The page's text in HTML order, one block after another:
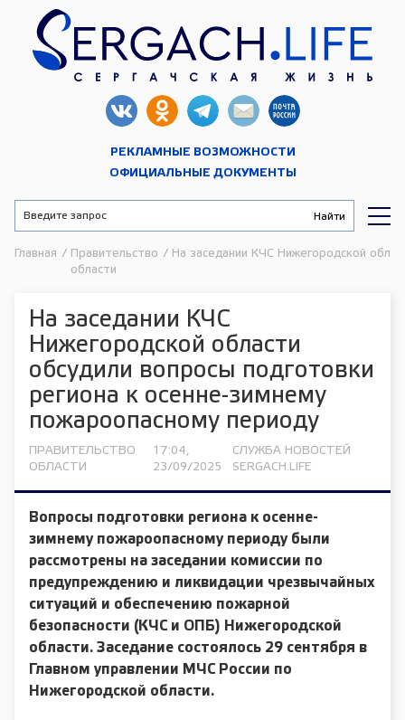
РЕКЛАМНЫЕ ВОЗМОЖНОСТИ
ОФИЦИАЛЬНЫЕ ДОКУМЕНТЫ
Главная /
Правительство
области
/ На заседании КЧС Нижегородской
На заседании КЧС
Нижегородской области
обсудили вопросы подготовки
региона к осенне-зимнему
пожароопасному периоду
ПРАВИТЕЛЬСТВО
ОБЛАСТИ
17:04,
23/09/2025
СЛУЖБА НОВОСТЕЙ
SERGACH.LIFE
Вопросы подготовки региона к осенне-
зимнему пожароопасному периоду были
рассмотрены на заседании комиссии по
предупреждению и ликвидации чрезвычайных
ситуаций и обеспечению пожарной
безопасности (КЧС и ОПБ) Нижегородской
области. Заседание состоялось 29 сентября в
Главном управлении МЧС России по
Нижегородской области.